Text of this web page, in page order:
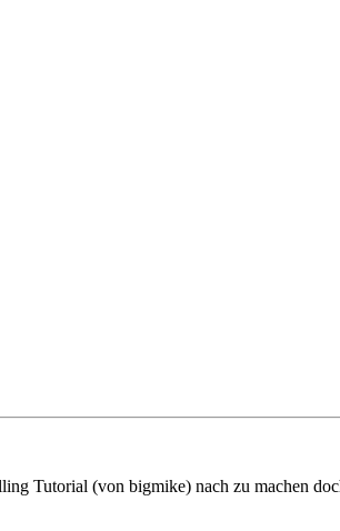
Tutorial (von bigmike) nach zu machen